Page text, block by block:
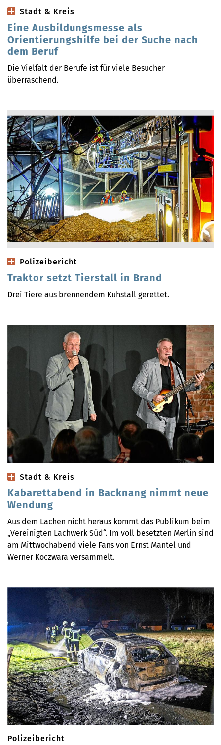
Stadt & Kreis
Eine Ausbildungsmesse als
Orientierungshilfe bei der Suche nach
dem Beruf
Die Vielfalt der Berufe ist für viele Besucher
überraschend.
Polizeibericht
Traktor setzt Tierstall in Brand
Drei Tiere aus brennendem Kuhstall gerettet.
Stadt & Kreis
Kabarettabend in Backnang nimmt neue
Wendung
Aus dem Lachen nicht heraus kommt das Publikum beim
„Vereinigten Lachwerk Süd“. Im voll besetzten Merlin sind
am Mittwochabend viele Fans von Ernst Mantel und
Werner Koczwara versammelt.
Polizeibericht